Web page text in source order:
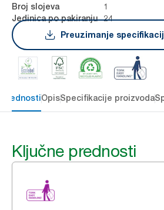
Broj slojeva 1
Jedinica po pakiranju
24
Preuzimanje
prednostiOpisSpecifikacije proizvoda
Ključne prednosti